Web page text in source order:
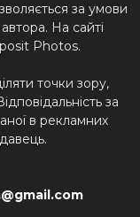
за умови
На сайті
Photos.
точки зору,
за
в рекламних